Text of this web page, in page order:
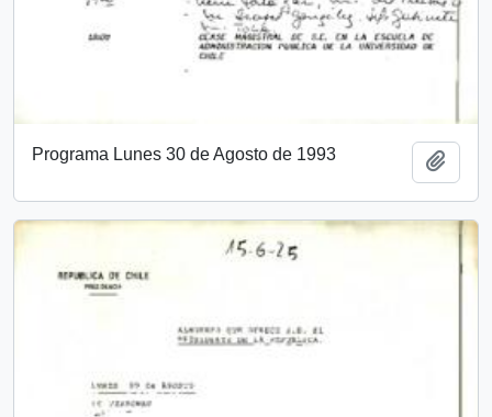
Programa Lunes 30 de Agosto de 1993